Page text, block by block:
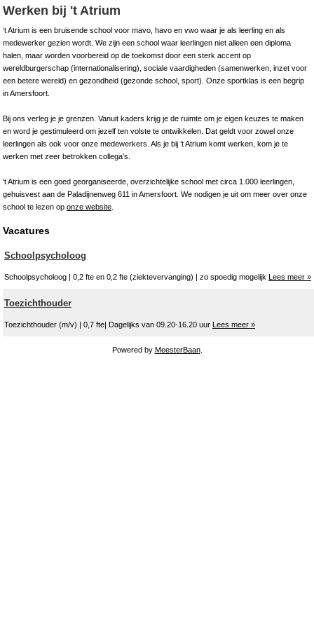
Werken bij 't Atrium
‘t Atrium is een bruisende school voor mavo, havo en vwo waar je als leerling en als
medewerker gezien wordt. We zijn een school waar leerlingen niet alleen een diploma
halen, maar worden voorbereid op de toekomst door een sterk accent op
wereldburgerschap (internationalisering), sociale vaardigheden (samenwerken, inzet voor
een betere wereld) en gezondheid (gezonde school, sport). Onze sportklas is een begrip
in Amersfoort.
Bij ons verleg je je grenzen. Vanuit kaders krijg je de ruimte om je eigen keuzes te maken
en word je gestimuleerd om jezelf ten volste te ontwikkelen. Dat geldt voor zowel onze
leerlingen als ook voor onze medewerkers. Als je bij ’t Atrium komt werken, kom je te
werken met zeer betrokken collega’s.
't Atrium is een goed georganiseerde, overzichtelijke school met circa 1.000 leerlingen,
gehuisvest aan de Paladijnenweg 611 in Amersfoort. We nodigen je uit om meer over onze
school te lezen op onze website
Vacatures
Schoolpsycholoog
Schoolpsycholoog | 0,2 fte en 0,2 fte (ziektevervanging) | zo spoedig mogelijk Lees meer »
Toezichthouder
Toezichthouder (m/v) | 0,7 fte| Dagelijks van 09.20-16.20 uur Lees meer »
Powered by MeesterBaan.